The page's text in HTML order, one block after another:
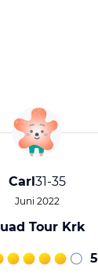
Carl31-35
Juni 2022
Tour Krk
5